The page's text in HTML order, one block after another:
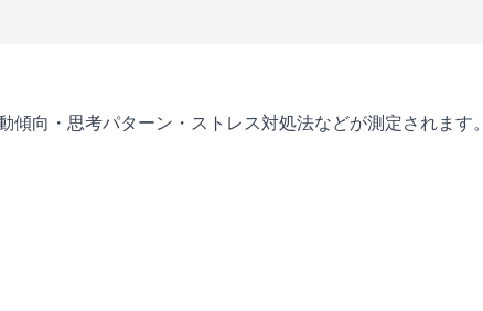
向・思考パターン・ストレス対処法などが測定されます。